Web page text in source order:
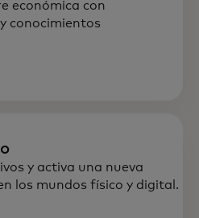
estrategia, datos,
el crecimiento y la
económica con
conocimientos
y activa una nueva
los mundos físico y digital.